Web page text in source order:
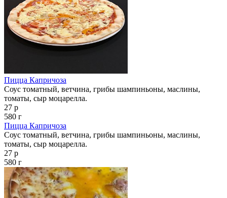
Пицца Капричоза
Соус томатный, ветчина, грибы шампиньоны, маслины,
томаты, сыр моцарелла.
27 р
580 г
Пицца Капричоза
Соус томатный, ветчина, грибы шампиньоны, маслины,
томаты, сыр моцарелла.
27 р
580 г